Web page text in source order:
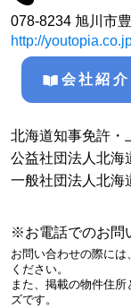
078-8234 旭川市
http://
会社紹介
北海道知事免許・
公益社団法人北海
一般社団法人北海
※お電話でのお問
お問い合わせの際には
ください。
また、掲載の物件住
ズです。